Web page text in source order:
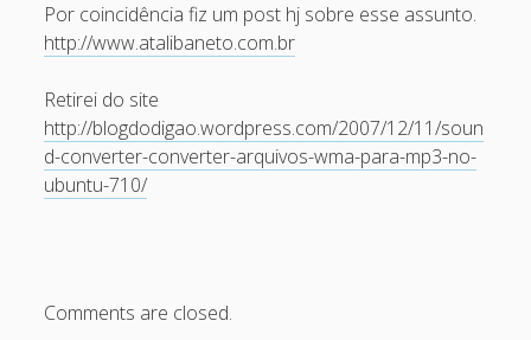
July 2007
May 2007
April 2007
March 2007
Por coincidência fiz um post hj sobre esse assunto.
http://www.atalibaneto.com.br
Retirei do site
http://blogdodigao.wordpress.com/2007/12/11/soun
d-converter-converter-arquivos-wma-para-mp3-no-
ubuntu-710/
Comments are closed.